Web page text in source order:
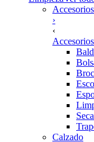
›
‹
Calzado